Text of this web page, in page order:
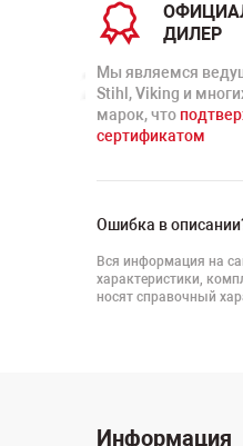
ДИЛЕР
Мы являемся
Stihl, Viking и
марок, что
сертификатом
Ошибка в
Вся информация на
характеристики,
носят справочный
Информация